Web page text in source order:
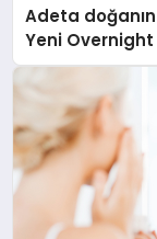
Adeta
Yeni